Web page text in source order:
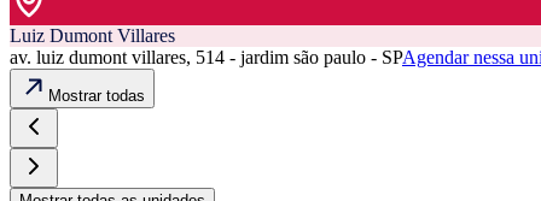
Luiz Dumont Villares
av. luiz dumont villares, 514 - jardim são paulo - SPAgendar nessa
Mostrar todas